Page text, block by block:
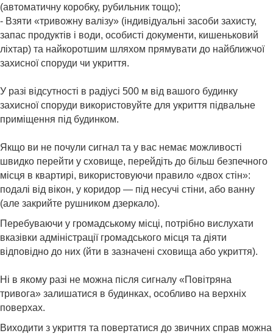
(автоматичну коробку, рубильник тощо);
- Взяти «тривожну валізу» (індивідуальні засоби захисту,
запас продуктів і води, особисті документи, кишеньковий
ліхтар) та найкоротшим шляхом прямувати до найближчої
захисної споруди чи укриття.
У разі відсутності в радіусі 500 м від вашого будинку
захисної споруди використовуйте для укриття підвальне
приміщення під будинком.
Якщо ви не почули сигнал та у вас немає можливості
швидко перейти у сховище, перейдіть до більш безпечного
місця в квартирі, використовуючи правило «двох стін»:
подалі від вікон, у коридор — під несучі стіни, або ванну
(але закрийте рушником дзеркало).
Перебуваючи у громадському місці, потрібно вислухати
вказівки адміністрації громадського місця та діяти
відповідно до них (йти в зазначені сховища або укриття).
Ні в якому разі не можна після сигналу «Повітряна
тривога» залишатися в будинках, особливо на верхніх
поверхах.
Виходити з укриття та повертатися до звичних справ можна